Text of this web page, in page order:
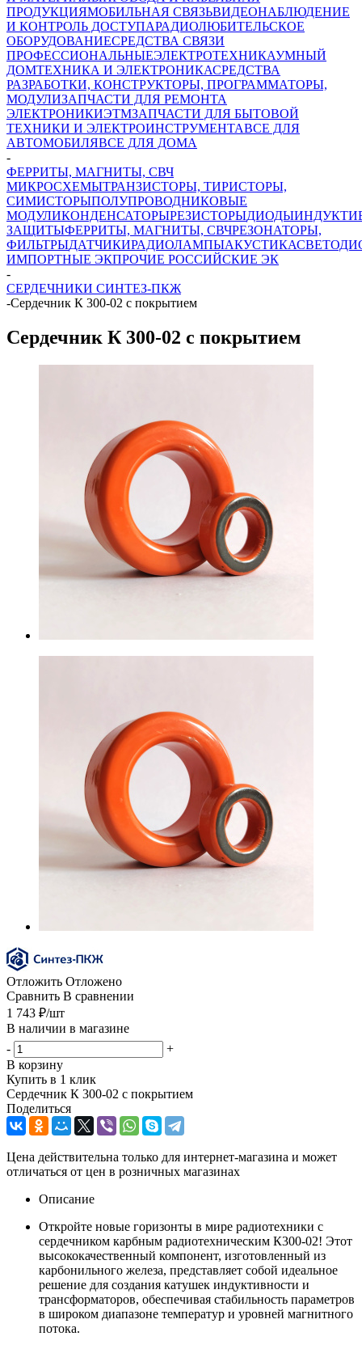
ПРОДУКЦИЯМОБИЛЬНАЯ СВЯЗЬВИДЕОНАБЛЮДЕНИЕ
И КОНТРОЛЬ ДОСТУПАРАДИОЛЮБИТЕЛЬСКОЕ
ОБОРУДОВАНИЕСРЕДСТВА СВЯЗИ
ПРОФЕССИОНАЛЬНЫЕЭЛЕКТРОТЕХНИКАУМНЫЙ
ДОМТЕХНИКА И ЭЛЕКТРОНИКАСРЕДСТВА
РАЗРАБОТКИ, КОНСТРУКТОРЫ, ПРОГРАММАТОРЫ,
МОДУЛИЗАПЧАСТИ ДЛЯ РЕМОНТА
ЭЛЕКТРОНИКИЭТМЗАПЧАСТИ ДЛЯ БЫТОВОЙ
ТЕХНИКИ И ЭЛЕКТРОИНСТРУМЕНТАВСЕ ДЛЯ
АВТОМОБИЛЯВСЕ ДЛЯ ДОМА
-
ФЕРРИТЫ, МАГНИТЫ, СВЧ
МИКРОСХЕМЫТРАНЗИСТОРЫ, ТИРИСТОРЫ,
СИМИСТОРЫПОЛУПРОВОДНИКОВЫЕ
МОДУЛИКОНДЕНСАТОРЫРЕЗИСТОРЫДИОДЫ
ЗАЩИТЫФЕРРИТЫ, МАГНИТЫ, СВЧРЕЗОНАТОРЫ,
ФИЛЬТРЫДАТЧИКИРАДИОЛАМПЫАКУСТИКА
ИМПОРТНЫЕ ЭКПРОЧИЕ РОССИЙСКИЕ ЭК
-
СЕРДЕЧНИКИ СИНТЕЗ-ПКЖ
-Сердечник К 300-02 с покрытием
Сердечник К 300-02 с покрытием
Отложить Отложено
Сравнить В сравнении
1 743 ₽/шт
В наличии в магазине
-
+
В корзину
Купить в 1 клик
Сердечник К 300-02 с покрытием
Поделиться
Цена действительна только для интернет-магазина и может
отличаться от цен в розничных магазинах
Описание
Откройте новые горизонты в мире радиотехники с
сердечником карбным радиотехническим К300-02! Этот
высококачественный компонент, изготовленный из
карбонильного железа, представляет собой идеальное
решение для создания катушек индуктивности и
трансформаторов, обеспечивая стабильность параметров
в широком диапазоне температур и уровней магнитного
потока.